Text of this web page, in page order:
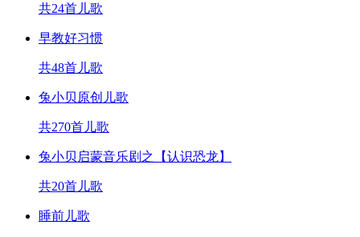
共24首儿歌
早教好习惯
共48首儿歌
兔小贝原创儿歌
共270首儿歌
兔小贝启蒙音乐剧之【认识恐龙】
共20首儿歌
睡前儿歌